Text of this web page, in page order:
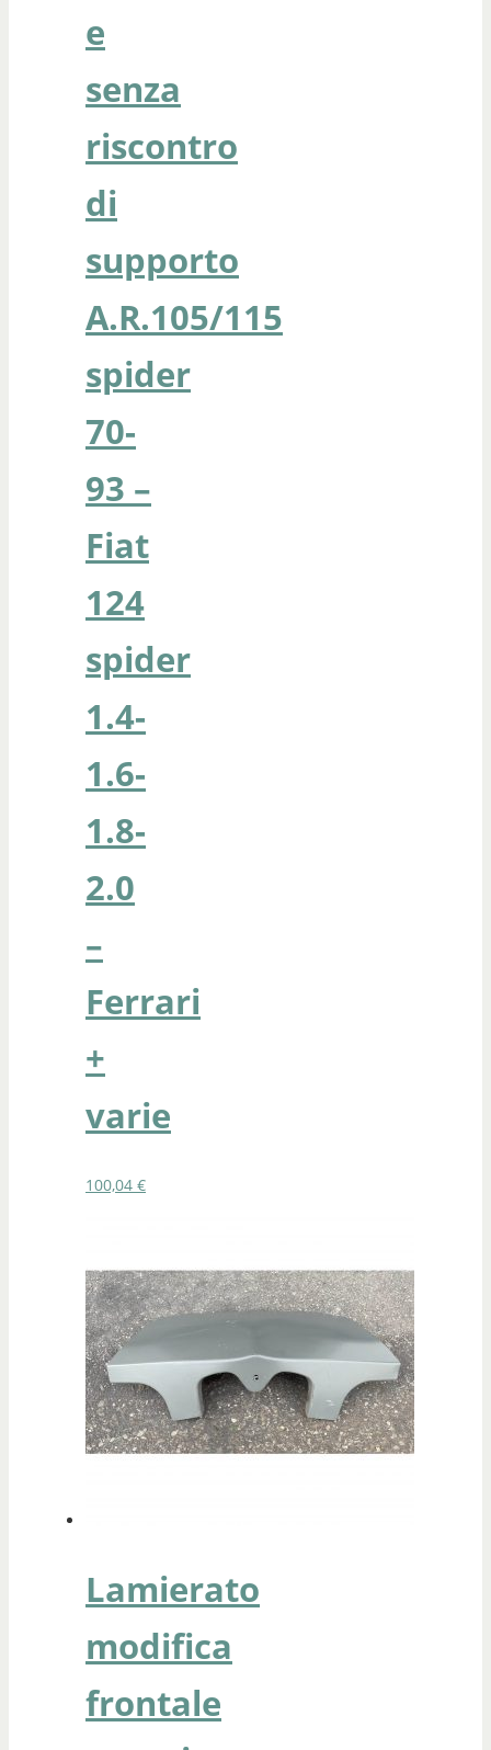
e
senza
riscontro
di
supporto
A.R.105/115
spider
70-
93 –
Fiat
124
spider
1.4-
1.6-
1.8-
2.0
–
Ferrari
+
varie
100,04 €
Lamierato
modifica
frontale